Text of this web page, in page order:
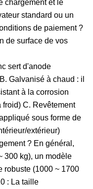
chargement et le
standard ou un
de paiement ?
de surface de vos
sert d'anode
Galvanisé à chaud : il
à la corrosion
froid) C. Revêtement
sous forme de
extérieur)
? En général,
300 kg), un modèle
robuste (1000 ~ 1700
: La taille